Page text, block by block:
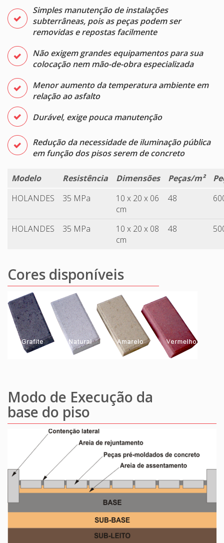
Simples manutenção de instalações
subterrâneas, pois as peças podem ser
removidas e repostas facilmente
Não exigem grandes equipamentos para sua
colocação nem mão-de-obra especializada
Menor aumento da temperatura ambiente em
relação ao asfalto
Durável, exige pouca manutenção
Redução da necessidade de iluminação pública
em função dos pisos serem de concreto
Modelo Resistência Dimensões Peças/m²
HOLANDES
35 MPa
10 x 20 x 06
cm
48
HOLANDES 35 MPa
10 x 20 x 08
cm
48
Cores disponíveis
Modo de Execução da
base do piso